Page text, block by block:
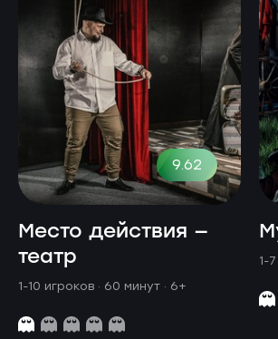
9.62
Место действия —
театр
1-10 игроков · 60 минут · 6+
1-